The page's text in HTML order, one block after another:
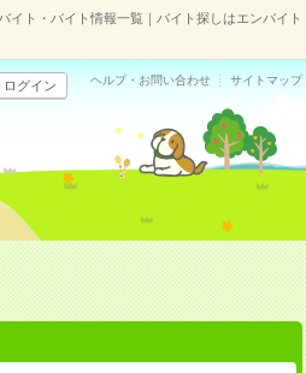
ト・バイト情報一覧｜バイト探しはエンバイト
ログイン ヘルプ・お問い合わせ サイトマップ